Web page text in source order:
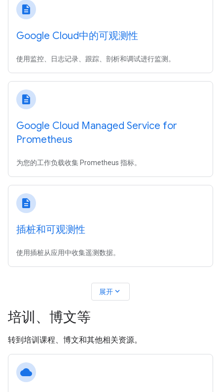
description
Google Cloud中的可观测性
使用监控、日志记录、跟踪、剖析和调试进行监测。
description
Google Cloud Managed Service for
Prometheus
为您的工作负载收集 Prometheus 指标。
description
插桩和可观测性
使用插桩从应用中收集遥测数据。
展开 expand_more
培训、博文等
转到培训课程、博文和其他相关资源。
cloud